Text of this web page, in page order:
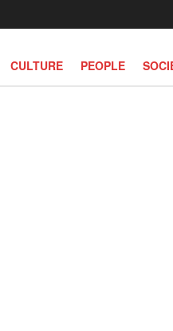
CULTURE PEOPLE